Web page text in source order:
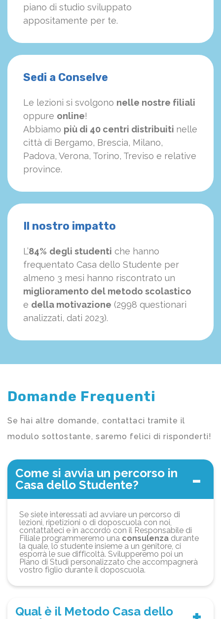
piano di studio sviluppato
appositamente per te.
Sedi a Conselve
Le lezioni si svolgono nelle nostre filiali
oppure online!
Abbiamo più di 40 centri distribuiti nelle
città di Bergamo, Brescia, Milano,
Padova, Verona, Torino, Treviso e relative
province.
Il nostro impatto
L’84% degli studenti che hanno
frequentato Casa dello Studente per
almeno 3 mesi hanno riscontrato un
miglioramento del metodo scolastico
e della motivazione (2998 questionari
analizzati, dati 2023).
Domande Frequenti
Se hai altre domande, contattaci tramite il
modulo sottostante, saremo felici di risponderti!
Come si avvia un percorso in
Casa dello Studente?
Se siete interessati ad avviare un percorso di
lezioni, ripetizioni o di doposcuola con noi,
contattateci e in accordo con il Responsabile di
Filiale programmeremo una consulenza durante
la quale, lo studente insieme a un genitore, ci
esporrà le sue difficoltà. Svilupperemo poi un
Piano di Studi personalizzato che accompagnerà
vostro figlio durante il doposcuola.
Qual è il Metodo Casa dello